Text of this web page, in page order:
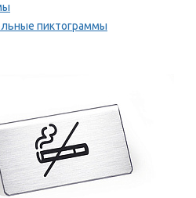
пиктограммы